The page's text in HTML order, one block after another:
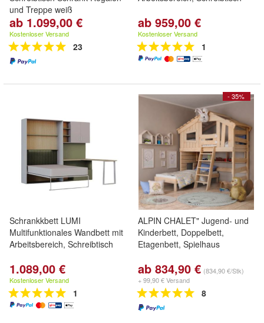
und Treppe weiß
ab 1.099,00 €
Kostenloser Versand
23
ab 959,00 €
Kostenloser Versand
1
Schrankkbett LUMI
Multifunktionales Wandbett mit
Arbeitsbereich, Schreibtisch
1.089,00 €
Kostenloser Versand
1
- 35%
ALPIN CHALET" Jugend- und
Kinderbett, Doppelbett,
Etagenbett, Spielhaus
ab 834,90 € (834,90 €/Stk)
+ 99,90 € Versand
8